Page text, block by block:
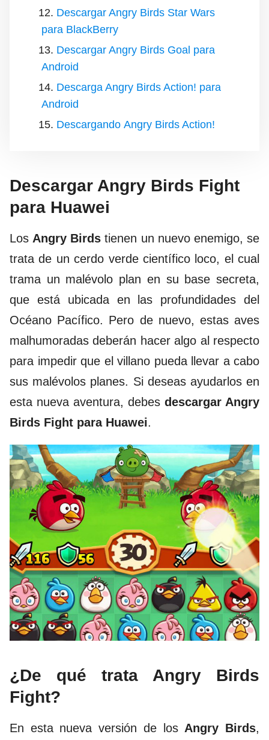
Descargar Angry Birds Star Wars
para BlackBerry
Descargar Angry Birds Goal para
Android
Descarga Angry Birds Action! para
Android
Descargando Angry Birds Action!
Descargar Angry Birds Fight
para Huawei
Los Angry Birdstienen un nuevo enemigo, se
trata de un cerdo verde científico loco, el cual
trama un malévolo plan en su base secreta,
que está ubicada en las profundidades del
Océano Pacífico. Pero de nuevo, estas aves
malhumoradas deberán hacer algo al respecto
para impedir que el villano pueda llevar a cabo
sus malévolos planes. Si deseas ayudarlos en
esta nueva aventura, debes descargar Angry
Birds Fight para Huawei.
¿De qué trata Angry Birds
Fight?
En esta nueva versión de los Angry Birds,